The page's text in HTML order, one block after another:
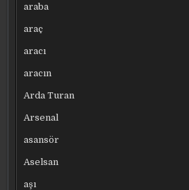
araba
araç
aracı
aracın
Arda Turan
Arsenal
asansör
Aselsan
aşı